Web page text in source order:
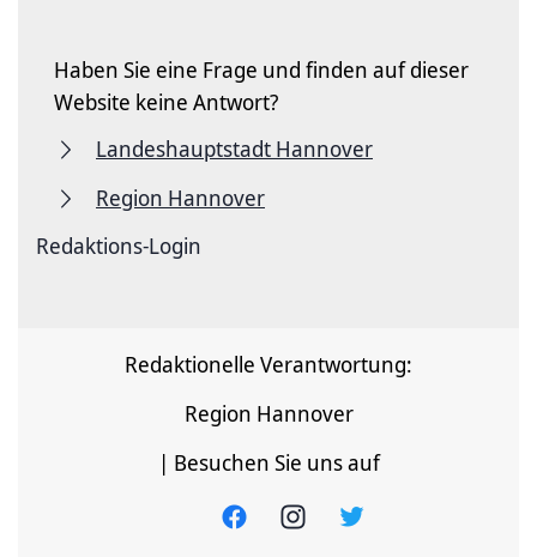
Haben Sie eine Frage und finden auf dieser
Website keine Antwort?
Landeshauptstadt Hannover
Region Hannover
Redaktions-Login
Redaktionelle Verantwortung:
Region Hannover
| Besuchen Sie uns auf